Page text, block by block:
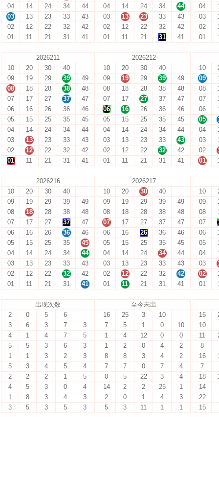
04
14 24 34
44
03
13 23 33
43
02
12 22 32
42
01
11 21 31 41
04
14 24 34
44
03
13 23 33
43
02
12 22 32
42
01
11 21 31 41
04
03
02
01
2026211
10
20 30
40
09
19 29 39
49
08
18 28 38
48
07
17 27 37
47
06
16 26 36
46
05
15 25 35
45
04
14 24 34
44
03
13 23 33
43
02
12 22 32
42
01
11 21 31 41
2026212
10
20 30
40
09
19 29 39
49
08
18 28 38
48
07
17 27 37
47
06
16 26 36
46
05
15 25 35
45
04
14 24 34
44
03
13 23 33
43
02
12 22 32
42
01
11 21 31 41
10
09
08
07
06
05
04
03
02
01
2026216
10
20 30
40
09
19 29 39
49
08
18 28 38
48
07
17 27 37
47
06
16 26 36
46
05
15 25 35
45
04
14 24 34
44
03
13 23 33
43
02
12 22 32
42
01
11 21 31 41
2026217
10
20 30
40
09
19 29 39
49
08
18 28 38
48
07
17 27 37
47
06
16 26 36
46
05
15 25 35
45
04
14 24 34
44
03
13 23 33
43
02
12 22 32
42
01
11 21 31 41
10
09
08
07
06
05
04
03
02
01
出现次数
2
0 5
6
3
6 3 7
3
4
1 4 7
5
5
5 3 6
3
1
1 3 2
3
5
3 4 5
4
2
2 2 1
5
4
5 3 0
4
1
8 3 4
3
3
5 3 5 3
至今未出
16
25 3
10
7
5 1 0
10
1
4 12 0
0
1
2 0 4
2
8
8 3 4
2
7
7 0 7
4
0
5 22 3
4
14
2 2 25
1
2
0 1 4
3
5
3 11 1 1
16
10
11
8
16
7
18
14
22
15